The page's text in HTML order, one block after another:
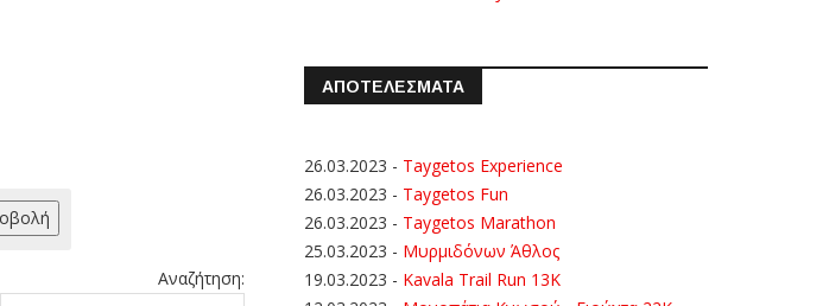
Αναζήτηση:
ΑΠΟΤΕΛΕΣΜΑΤΑ
26.03.2023 - Taygetos Experience
26.03.2023 - Taygetos Fun
26.03.2023 - Taygetos Marathon
25.03.2023 - Μυρμιδόνων Άθλος
19.03.2023 - Kavala Trail Run 13K